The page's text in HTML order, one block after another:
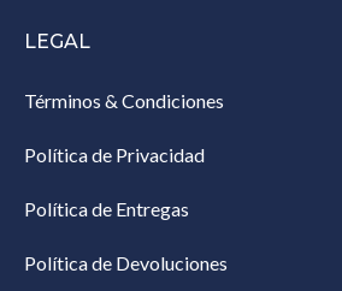
LEGAL
Términos & Condiciones
Política de Privacidad
Política de Entregas
Política de Devoluciones